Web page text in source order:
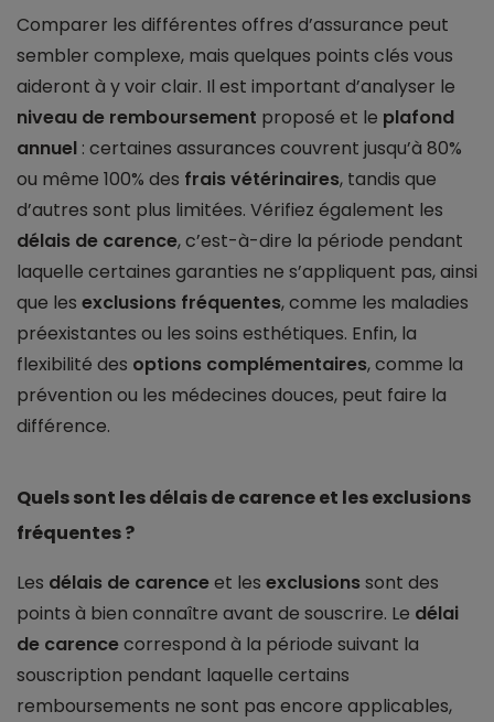
Comparer les différentes offres d’assurance peut
sembler complexe, mais quelques points clés vous
aideront à y voir clair. Il est important d’analyser le
niveau de remboursement proposé et le plafond
annuel : certaines assurances couvrent jusqu’à 80%
ou même 100% des frais vétérinaires, tandis que
d’autres sont plus limitées. Vérifiez également les
délais de carence, c’est-à-dire la période pendant
laquelle certaines garanties ne s’appliquent pas, ainsi
que les exclusions fréquentes, comme les maladies
préexistantes ou les soins esthétiques. Enfin, la
flexibilité des options complémentaires, comme la
prévention ou les médecines douces, peut faire la
différence.
Quels sont les délais de carence et les exclusions
fréquentes ?
Les délais de carenceet les exclusionssont des
points à bien connaître avant de souscrire. Le délai
de carencecorrespond à la période suivant la
souscription pendant laquelle certains
remboursements ne sont pas encore applicables,